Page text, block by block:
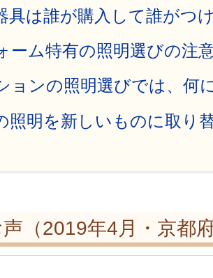
具は誰が購入して誰がつ
ーム特有の照明選びの注
ョンの照明選びでは、何
照明を新しいものに取り
（2019年4月・京都